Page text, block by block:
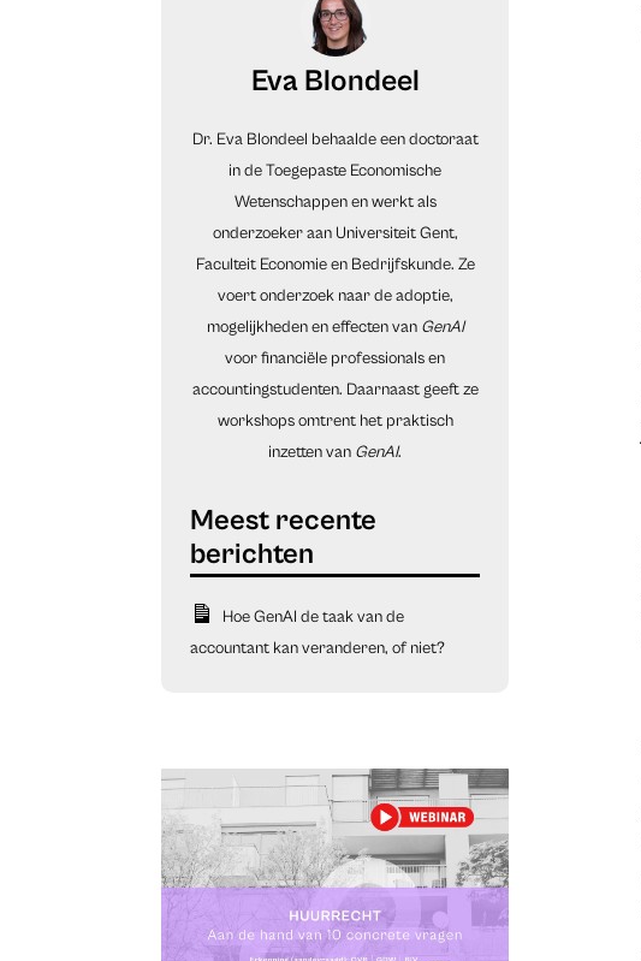
Eva Blondeel
Dr. Eva Blondeel behaalde een doctoraat
in de Toegepaste Economische
Wetenschappen en werkt als
onderzoeker aan Universiteit Gent,
Faculteit Economie en Bedrijfskunde. Ze
voert onderzoek naar de adoptie,
mogelijkheden en effecten van GenAI
voor financiële professionals en
accountingstudenten. Daarnaast geeft ze
workshops omtrent het praktisch
inzetten van GenAI.
Hoe GenAI de taak van de
accountant kan veranderen, of niet?